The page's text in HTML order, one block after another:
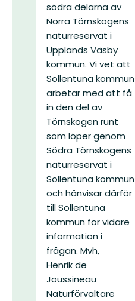
södra delarna av
Norra Törnskogens
naturreservat i
Upplands Väsby
kommun. Vi vet att
Sollentuna kommun
arbetar med att få
in den del av
Törnskogen runt
som löper genom
Södra Törnskogens
naturreservat i
Sollentuna kommun
och hänvisar därför
till Sollentuna
kommun för vidare
information i
frågan. Mvh,
Henrik de
Joussineau
Naturförvaltare